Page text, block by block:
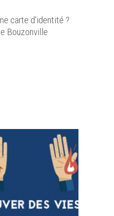
carte d'identité ?
Bouzonville